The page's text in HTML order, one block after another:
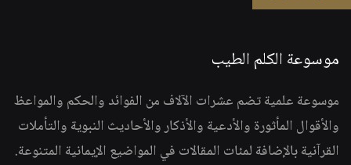
موسوعة الكلم الطيب
موسوعة علمية تضم عشرات الآلاف من الفوائد والحكم والمواعظ
والأقوال المأثورة والأدعية والأذكار والأحاديث النبوية والتأملات
القرآنية بالإضافة لمئات المقالات في المواضيع الإيمانية المتنوعة.